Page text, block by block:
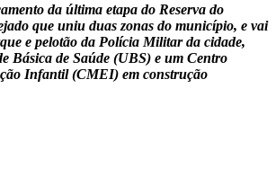
da última etapa do Reserva do
que uniu duas zonas do município, e vai
e pelotão da Polícia Militar da cidade,
Básica de Saúde (UBS) e um Centro
Infantil (CMEI) em construção